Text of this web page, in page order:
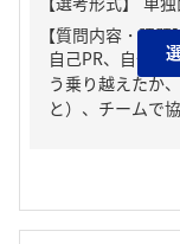
【質問内容・課題
自己PR、自分の
う乗り越えたか
と）、チームで